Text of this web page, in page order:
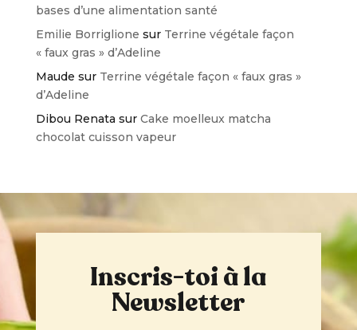
bases d’une alimentation santé
Emilie Borriglione sur Terrine végétale façon
« faux gras » d’Adeline
Maude sur Terrine végétale façon « faux gras »
d’Adeline
Dibou Renata sur Cake moelleux matcha
chocolat cuisson vapeur
Inscris-toi à la
Newsletter